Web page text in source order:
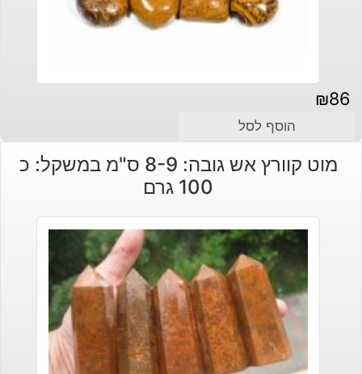
₪86
הוסף לסל
מוט קוורץ אש גובה: 8-9 ס"מ במשקל: כ
100 גרם